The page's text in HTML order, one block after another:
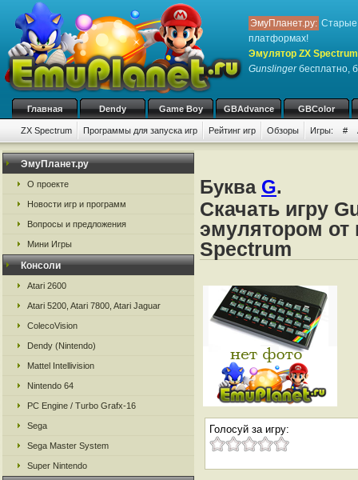
ЭмуПланет.ру: Старые
платформах!
Эмулятор ZX
Gunslingerбесплатно,
Главная Dendy Game Boy GBAdvance GBColor
ZX Spectrum Программы для запуска игр Рейтинг игр Обзоры Игры: #
ЭмуПланет.ру
О проекте
Новости игр и программ
Вопросы и предложения
Мини Игры
Консоли
Atari 2600
Atari 5200, Atari 7800, Atari Jaguar
ColecoVision
Dendy (Nintendo)
Mattel Intellivision
Nintendo 64
PC Engine / Turbo Grafx-16
Sega
Sega Master System
Super Nintendo
Буква G.
Скачать игру
эмулятором от
Spectrum
Голосуй за игру: